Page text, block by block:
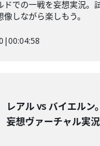
ドでの一戦を妄想実況。
しながら楽しもう。
|00:04:58
レアル vs バイエルン
妄想ヴァーチャル実況